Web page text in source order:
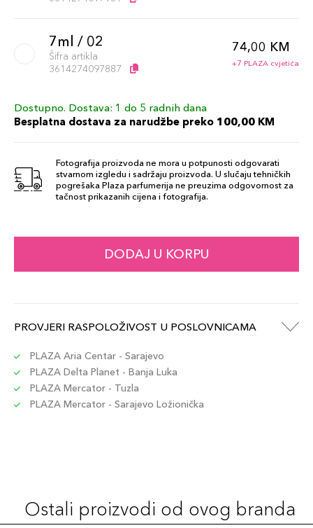
7ml / 02
Šifra artikla
3614274097887
74,00 KM
+7 PLAZA cvjetića
7ml / 03
Šifra artikla
74,00 KM
7ml / 04
Šifra artikla
74,00 KM
7ml / 09
3614274293524
74,00 KM
7ml / 11
Šifra artikla
Dostupno. Dostava: 1 do 5 radnih dana
Besplatna dostava za narudžbe preko 100,00 KM
Fotografija proizvoda ne mora u potpunosti odgovarati
stvarnom izgledu i sadržaju proizvoda. U slučaju tehničkih
pogrešaka Plaza parfumerija ne preuzima odgovornost za
tačnost prikazanih cijena i fotografija.
DODAJ U KORPU
PROVJERI RASPOLOŽIVOST U POSLOVNICAMA
PLAZA Aria Centar - Sarajevo
PLAZA Delta Planet - Banja Luka
PLAZA Mercator - Tuzla
PLAZA Mercator - Sarajevo Ložionička
Ostali proizvodi od ovog branda